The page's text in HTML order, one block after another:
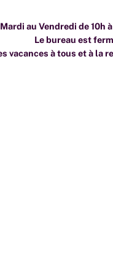
au Vendredi de 10h
Le bureau est
vacances à tous et à la